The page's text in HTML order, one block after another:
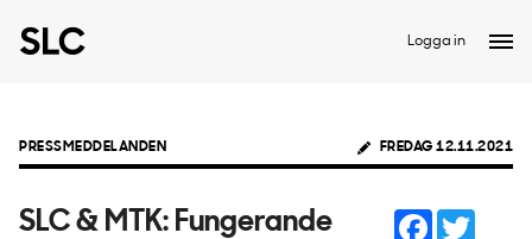
Logga in
PRESSMEDDELANDEN FREDAG 12.11.2021
SLC & MTK: Fungerande
Facebook